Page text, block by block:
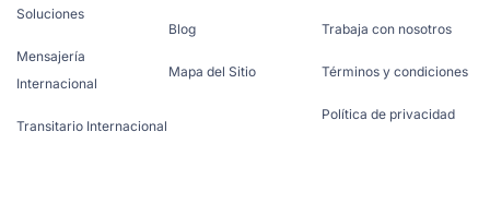
Soluciones
Mensajería
Internacional
Transitario Internacional
Blog
Mapa del Sitio
Trabaja con nosotros
Términos y condiciones
Política de privacidad